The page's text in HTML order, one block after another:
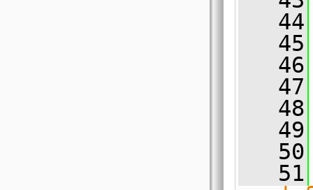
   44
   45
   46
   47
   48
   49
   50
   51